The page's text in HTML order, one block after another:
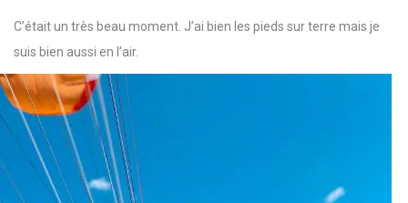
C’était un très beau moment. J’ai bien les pieds sur terre mais je
suis bien aussi en l’air.